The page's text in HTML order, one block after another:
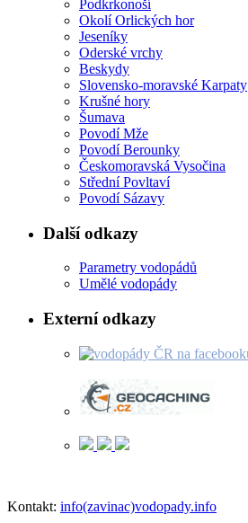
Podkrkonoší
Okolí Orlických hor
Jeseníky
Oderské vrchy
Beskydy
Slovensko-moravské Karpaty
Krušné hory
Šumava
Povodí Mže
Povodí Berounky
Českomoravská Vysočina
Střední Povltaví
Povodí Sázavy
Další odkazy
Parametry vodopádů
Umělé vodopády
Externí odkazy
Kontakt: info(zavinac)vodopady.info